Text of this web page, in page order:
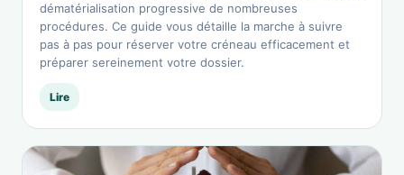
dématérialisation progressive de nombreuses
procédures. Ce guide vous détaille la marche à suivre
pas à pas pour réserver votre créneau efficacement et
préparer sereinement votre dossier.
Lire